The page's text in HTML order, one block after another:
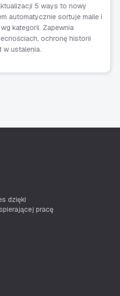
5 ways to nowy
automatycznie sortuje maile i
kategorii. Zapewnia
ochronę historii
w ustalenia.
dzięki
pracę